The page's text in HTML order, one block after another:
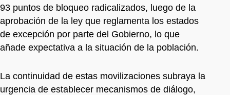
93 puntos de bloqueo radicalizados, luego de la
aprobación de la ley que reglamenta los estados
de excepción por parte del Gobierno, lo que
añade expectativa a la situación de la población.
La continuidad de estas movilizaciones subraya la
urgencia de establecer mecanismos de diálogo,